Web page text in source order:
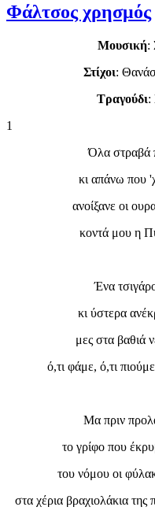
Φάλτσος χρησμός
Μουσική:
Στίχοι:
Τραγούδι:
1
Όλα στραβά
κι απάνω που
ανοίξανε οι
κοντά μου η
Ένα
κι ύστερα
μες στα βαθιά
ό,τι φάμε, ό,τι
Μα πριν
το γρίφο που
του νόμου οι
στα χέρια βραχιολάκια